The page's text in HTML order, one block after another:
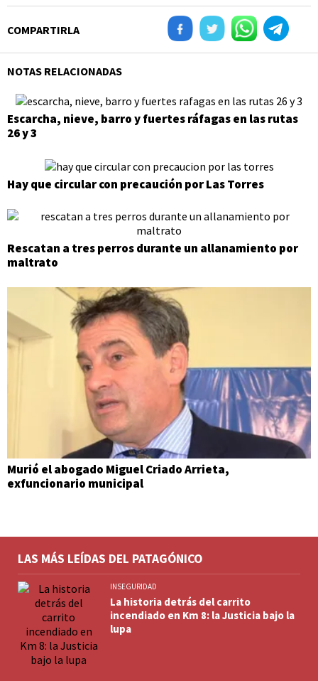
COMPARTIRLA
NOTAS RELACIONADAS
Escarcha, nieve, barro y fuertes ráfagas en las rutas
26 y 3
Hay que circular con precaución por Las Torres
Rescatan a tres perros durante un allanamiento por
maltrato
Murió el abogado Miguel Criado Arrieta,
exfuncionario municipal
LAS MÁS LEÍDAS DEL PATAGÓNICO
INSEGURIDAD
La historia detrás del carrito
incendiado en Km 8: la Justicia bajo la
lupa